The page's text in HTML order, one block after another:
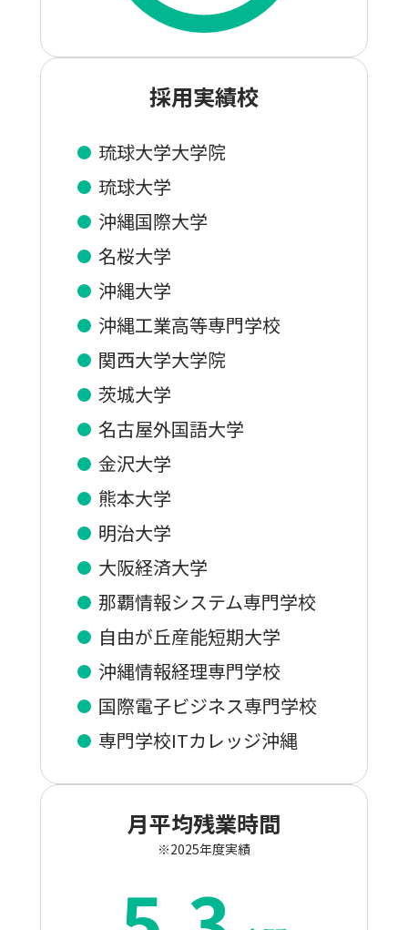
採用実績校
琉球大学大学院
琉球大学
沖縄国際大学
名桜大学
沖縄大学
沖縄工業高等専門学校
関西大学大学院
茨城大学
名古屋外国語大学
金沢大学
熊本大学
明治大学
大阪経済大学
那覇情報システム専門学校
自由が丘産能短期大学
沖縄情報経理専門学校
国際電子ビジネス専門学校
専門学校ITカレッジ沖縄
月平均残業時間
※2025年度実績